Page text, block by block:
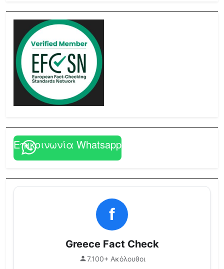
Επικοινωνία Whatsapp
f
Greece Fact Check
7.100+ Ακόλουθοι